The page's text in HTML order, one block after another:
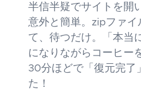
半信半疑でサイトを開
意外と簡単。zipファイ
て、待つだけ。「本当
になりながらコーヒー
30分ほどで「復元完了
た！